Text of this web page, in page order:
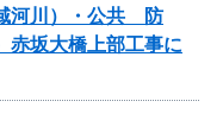
河川）・公共 防
赤坂大橋上部工事に